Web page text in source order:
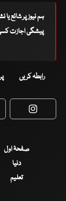
ہم نیوز پر شائع
پیشگی اجازت
رابطہ کریں
صفحۂ اول
دنیا
تعلیم